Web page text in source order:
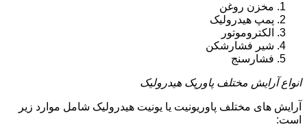
مخزن روغن
پمپ هیدرولیک
الکتروموتور
شیر فشارشکن
فشارسنج
انواع آرایش مختلف پاورپک هیدرولیک
آرایش های مختلف پاوریونیت یا یونیت هیدرولیک شامل موارد زیر
است: